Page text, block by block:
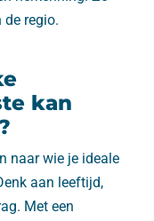
regio.
kan
naar wie je ideale
aan leeftijd,
Met een